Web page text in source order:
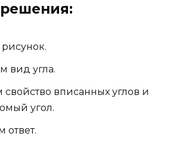
вид угла.
вписанных углов и
угол.
ответ.